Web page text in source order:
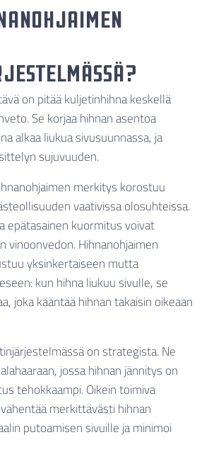
on pitää kuljetinhihna keskellä
Se korjaa hihnan asentoa
alkaa liukua sivusuunnassa, ja
sujuvuuden.
merkitys korostuu
vaativissa olosuhteissa.
epätasainen kuormitus voivat
vinoonvedon. Hihnanohjaimen
yksinkertaiseen mutta
kun hihna liukuu sivulle, se
joka kääntää hihnan takaisin oikeaan
on strategista. Ne
jossa hihnan jännitys on
tehokkaampi. Oikein toimiva
merkittävästi hihnan
putoamisen sivuille ja minimoi